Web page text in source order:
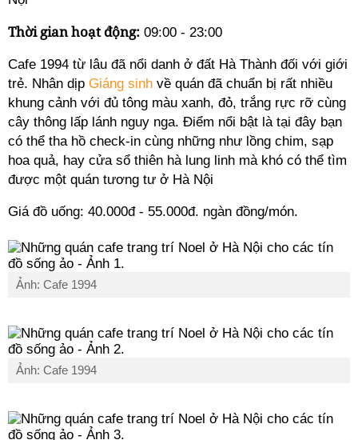
Thời gian hoạt động: 09:00 - 23:00
Cafe 1994 từ lâu đã nổi danh ở đất Hà Thành đối với giới
trẻ. Nhân dịp Giáng sinh về quán đã chuẩn bị rất nhiều
khung cảnh với đủ tông màu xanh, đỏ, trắng rực rỡ cùng
cây thông lấp lánh nguy nga. Điểm nổi bật là tại đây bạn
có thể tha hồ check-in cùng những như lồng chim, sạp
hoa quả, hay cửa sổ thiên hà lung linh mà khó có thể tìm
được một quán tương tư ở Hà Nội
Giá đồ uống: 40.000đ - 55.000đ. ngàn đồng/món.
Ảnh: Cafe 1994
Ảnh: Cafe 1994